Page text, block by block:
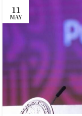
11
MAY